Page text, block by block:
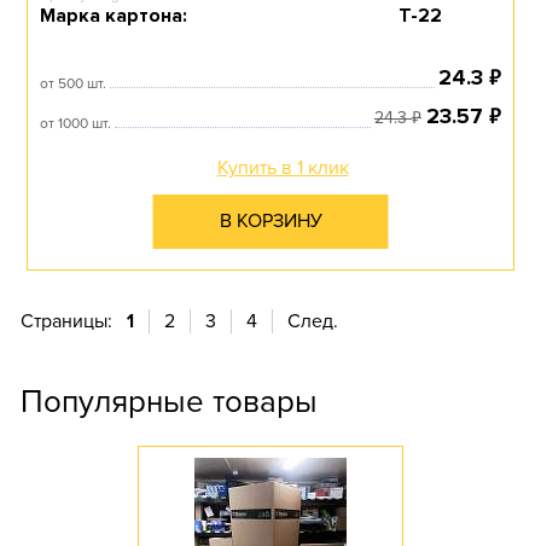
Марка картона: Т-22
от 500 шт. 24.3 ₽
от 1000 шт. 24.3₽ 23.57 ₽
Купить в 1 клик
В КОРЗИНУ
Страницы: 1 2 3 4 След.
Популярные товары